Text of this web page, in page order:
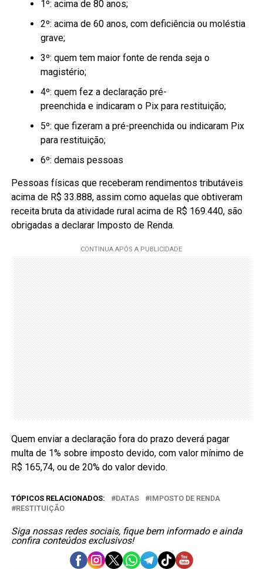
1º: acima de 80 anos;
2º: acima de 60 anos, com deficiência ou moléstia
grave;
3º: quem tem maior fonte de renda seja o
magistério;
4º: quem fez a declaração pré-
preenchida e indicaram o Pix para restituição;
5º: que fizeram a pré-preenchida ou indicaram Pix
para restituição;
6º: demais pessoas
Pessoas físicas que receberam rendimentos tributáveis
acima de R$ 33.888, assim como aquelas que obtiveram
receita bruta da atividade rural acima de R$ 169.440, são
obrigadas a declarar Imposto de Renda.
Quem enviar a declaração fora do prazo deverá pagar
multa de 1% sobre imposto devido, com valor mínimo de
R$ 165,74, ou de 20% do valor devido.
TÓPICOS RELACIONADOS: DATAS
IMPOSTO DE RENDA
RESTITUIÇÃO
Siga nossas redes sociais, fique bem informado e ainda
confira conteúdos exclusivos!